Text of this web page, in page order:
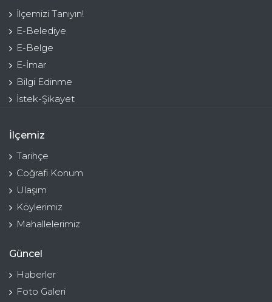
İlçemizi Tanıyın!
E-Belediye
E-Belge
E-İmar
Bilgi Edinme
İstek-Şikayet
İlçemiz
Tarihçe
Coğrafi Konum
Ulaşım
Köylerimiz
Mahallelerimiz
Güncel
Haberler
Foto Galeri